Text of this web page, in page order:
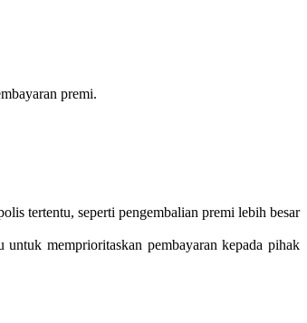
premi.
tertentu, seperti pengembalian premi lebih besar
memprioritaskan pembayaran kepada pihak